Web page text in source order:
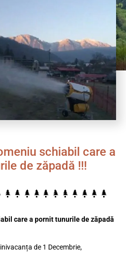
schiabil care a
de zăpadă !!!
care a pornit tunurile de zăpadă
de 1 Decembrie,